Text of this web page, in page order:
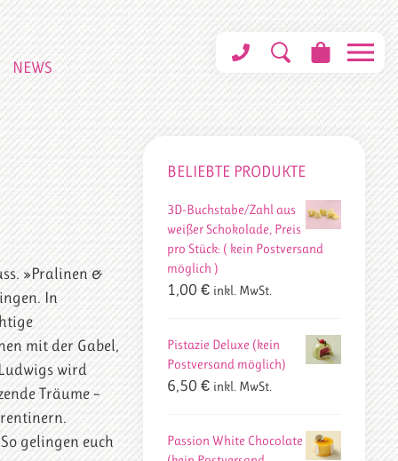
NEWS
»Pralinen &
In
mit der Gabel,
wird
Träume –
gelingen euch
BELIEBTE PRODUKTE
3D-Buchstabe/Zahl aus
weißer Schokolade, Preis
pro Stück: ( kein Postversand
möglich )
1,00€ inkl. MwSt.
Pistazie Deluxe (kein
Postversand möglich)
6,50€ inkl. MwSt.
Passion White Chocolate